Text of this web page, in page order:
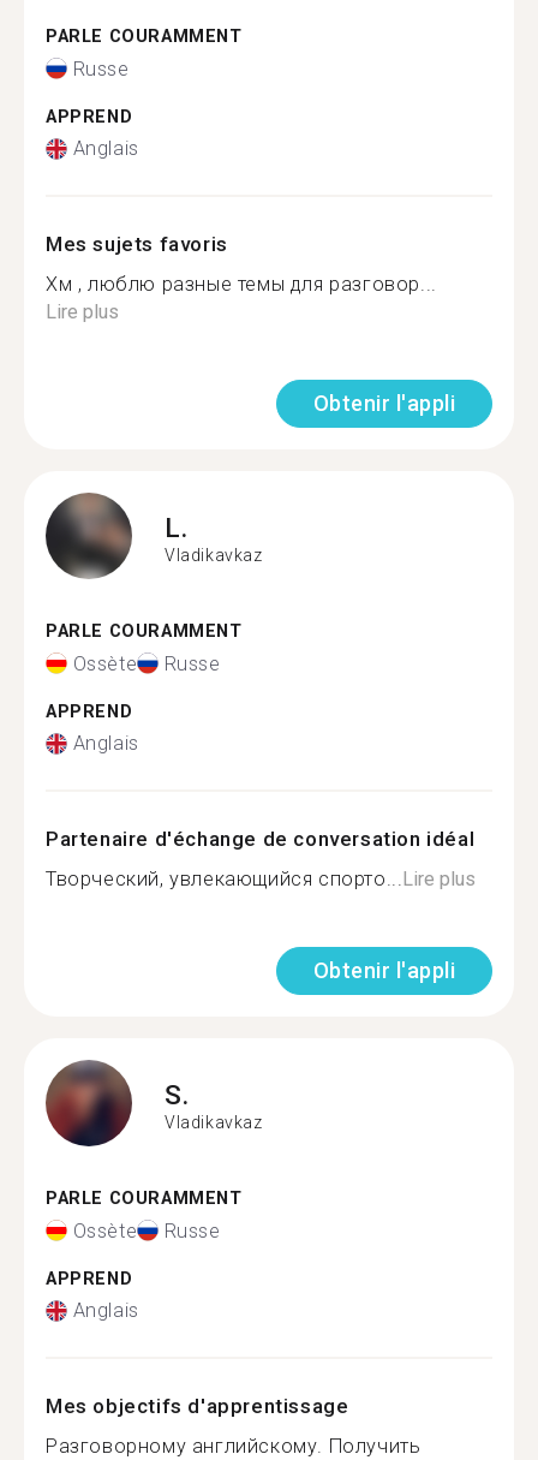
PARLE COURAMMENT
Russe
APPREND
Anglais
Mes sujets favoris
Хм , люблю разные темы для разговор...
Lire plus
Obtenir l'appli
L.
Vladikavkaz
PARLE COURAMMENT
Ossète Russe
APPREND
Anglais
Partenaire d'échange de conversation idéal
Творческий, увлекающийся спорто...Lire plus
Obtenir l'appli
S.
Vladikavkaz
PARLE COURAMMENT
Ossète Russe
APPREND
Anglais
Mes objectifs d'apprentissage
Разговорному английскому. Получить